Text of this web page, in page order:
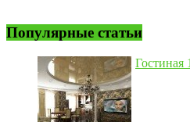
Популярные статьи
Гостиная